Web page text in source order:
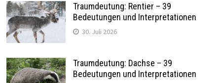
Traumdeutung: Rentier – 39
Bedeutungen und Interpretationen
30. Juli 2026
Traumdeutung: Dachse – 39
Bedeutungen und Interpretationen